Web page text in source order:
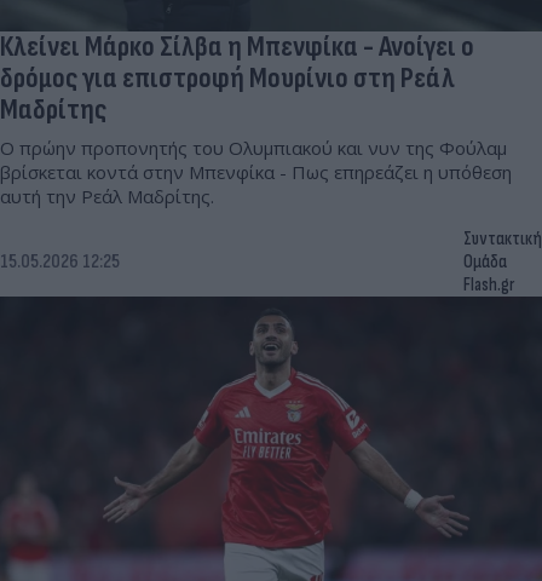
Κλείνει Μάρκο Σίλβα η Μπενφίκα - Ανοίγει ο
δρόμος για επιστροφή Μουρίνιο στη Ρεάλ
Μαδρίτης
Ο πρώην προπονητής του Ολυμπιακού και νυν της Φούλαμ
βρίσκεται κοντά στην Μπενφίκα - Πως επηρεάζει η υπόθεση
αυτή την Ρεάλ Μαδρίτης.
15.05.2026 12:25
Συντακτική
Ομάδα
Flash.gr